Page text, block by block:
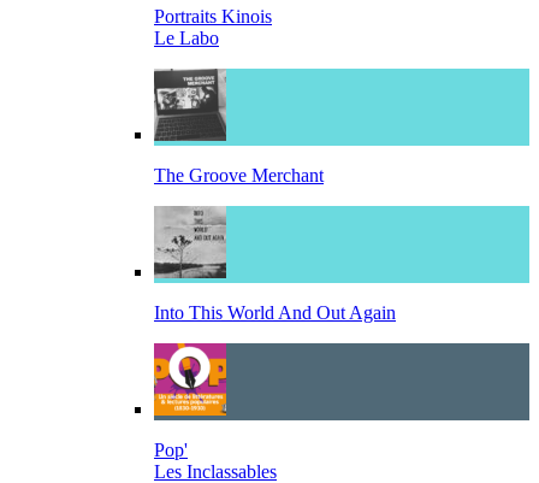
Portraits Kinois
Le Labo
The Groove Merchant
Into This World And Out Again
Pop'
Les Inclassables